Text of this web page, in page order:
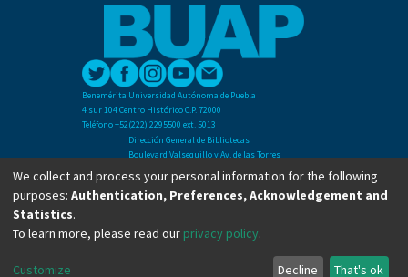
Benemérita Universidad Autónoma de Puebla
4 sur 104 Centro Histórico C.P. 72000
Teléfono +52(222) 2295500 ext. 5013
Dirección General de Bibliotecas
Boulevard Valsequillo y Av. de las Torres
Ciudad Universitaria. Col. San Manuel
C.P. 72570
Teléfono +52 (222) 2295500 Ext 2901
Copyright © Dirección General de Bibliotecas - BUAP 2024. All right reserved.
We collect and process your personal information for the following
purposes: Authentication, Preferences, Acknowledgement and
Statistics.
To learn more, please read our privacy policy.
Customize Decline That's ok